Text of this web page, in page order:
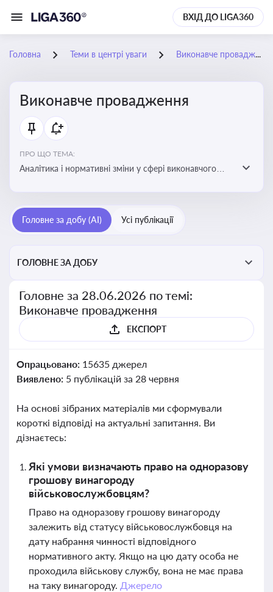
ВХІД ДО LIGA360
Головна Теми в центрі уваги Виконавче провадження
Виконавче провадження
ПРО ЩО ТЕМА:
Аналітика і нормативні зміни у сфері виконавчого
завершенню проваджень, діяльності державних і
приватних виконавців
Головне за добу (AI) Усі публікації
ГОЛОВНЕ ЗА ДОБУ
Головне за 28.06.2026 по темі:
Виконавче провадження
ЕКСПОРТ
Опрацьовано: 15635 джерел
Виявлено: 5 публікацій за 28 червня
На основі зібраних матеріалів ми сформували
короткі відповіді на актуальні запитання. Ви
дізнаєтесь:
Які умови визначають право на одноразову
грошову винагороду
військовослужбовцям?
Право на одноразову грошову винагороду
залежить від статусу військовослужбовця на
дату набрання чинності відповідного
нормативного акту. Якщо на цю дату особа не
проходила військову службу, вона не має права
на таку винагороду. Джерело